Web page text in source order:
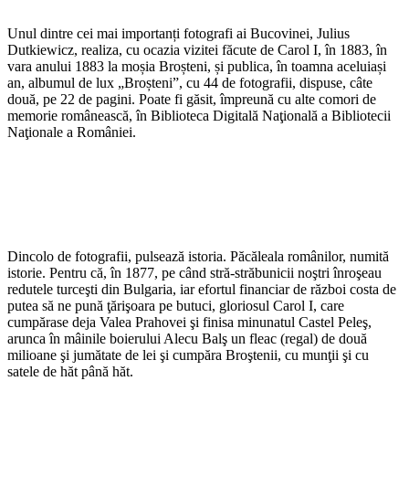
Unul dintre cei mai importanți fotografi ai Bucovinei, Julius
Dutkiewicz, realiza, cu ocazia vizitei făcute de Carol I, în 1883, în
vara anului 1883 la moșia Broșteni, și publica, în toamna aceluiași
an, albumul de lux „Broșteni”, cu 44 de fotografii, dispuse, câte
două, pe 22 de pagini. Poate fi găsit, împreună cu alte comori de
memorie românească, în Biblioteca Digitală Naţională a Bibliotecii
Naţionale a României.
Dincolo de fotografii, pulsează istoria. Păcăleala românilor, numită
istorie. Pentru că, în 1877, pe când stră-străbunicii noştri înroşeau
redutele turceşti din Bulgaria, iar efortul financiar de război costa de
putea să ne pună ţărişoara pe butuci, gloriosul Carol I, care
cumpărase deja Valea Prahovei şi finisa minunatul Castel Peleş,
arunca în mâinile boierului Alecu Balş un fleac (regal) de două
milioane şi jumătate de lei şi cumpăra Broştenii, cu munţii şi cu
satele de hăt până hăt.